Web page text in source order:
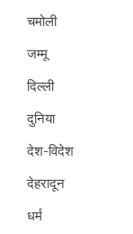
चमोली
जम्मू
दिल्ली
दुनिया
देश-विदेश
देहरादून
धर्म